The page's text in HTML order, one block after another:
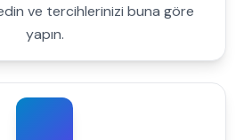
ve tercihlerinizi buna göre
yapın.